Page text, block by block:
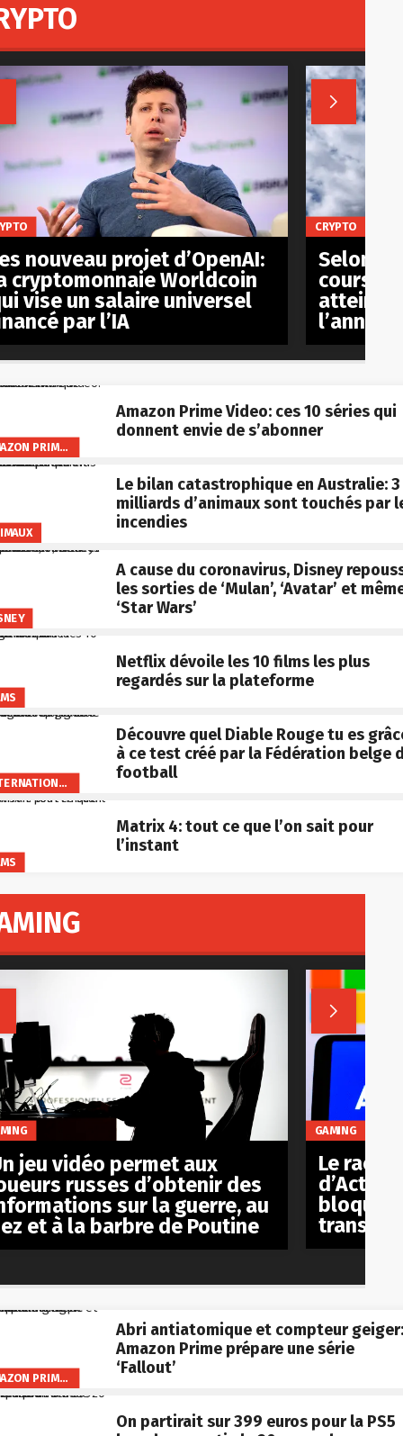
AMAZON PRIME VIDEO
Amazon Prime Video: ces 10 séries qui
donnent envie de s’abonner
Le bilan catastrophique en Australie: 3
milliards d’animaux sont touchés par
incendies
A cause du coronavirus, Disney
les sorties de ‘Mulan’, ‘Avatar’ et
‘Star Wars’
Netflix dévoile les 10 films les plus
regardés sur la plateforme
INTERNATIONAL
Découvre quel Diable Rouge tu es
à ce test créé par la Fédération belge
football
Matrix 4: tout ce que l’on sait pour
l’instant
AMAZON PRIME VIDEO
Abri antiatomique et compteur geiger:
Amazon Prime prépare une série
‘Fallout’
On partirait sur 399 euros pour la PS5

nouveau projet d’OpenAI:
cryptomonnaie Worldcoin
vise un salaire universel
par l’IA
CRYPTO
Selon
cours
l’année

jeu vidéo permet aux
russes d’obtenir des
sur la guerre, au
et à la barbre de Poutine
GAMING
Le rachat
bloqué